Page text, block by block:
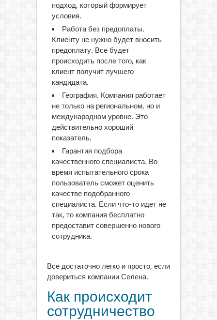
подход, который формирует
условия.
Работа без предоплаты.
Клиенту не нужно будет вносить
предоплату. Все будет
происходить после того, как
клиент получит лучшего
кандидата.
География. Компания работает
не только на региональном, но и
международном уровне. Это
действительно хороший
показатель.
Гарантия подбора
качественного специалиста. Во
время испытательного срока
пользователь сможет оценить
качестве подобранного
специалиста. Если что-то идет не
так, то компания бесплатно
предоставит совершенно нового
сотрудника.
Все достаточно легко и просто, если
довериться компании Селена.
Как происходит
сотрудничество